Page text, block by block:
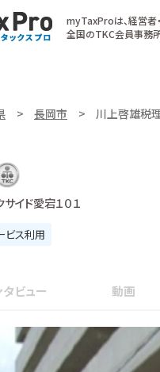
myTaxProは、経営者
全国のTKC会員事務所
長岡市 川上啓雄税
イド愛宕１０１
ビス利用
タビュー 動画